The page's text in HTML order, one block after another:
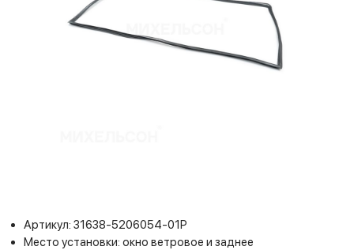
Артикул: 31638-5206054-01Р
Место установки: окно ветровое и заднее